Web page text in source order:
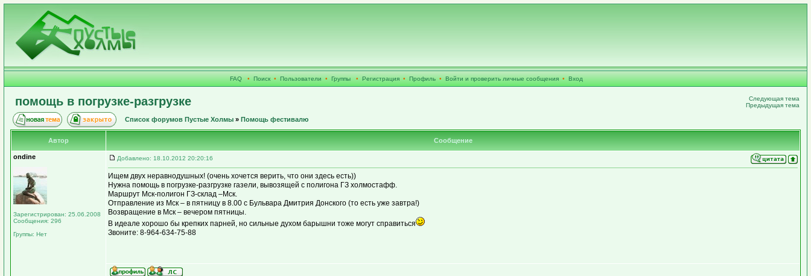
FAQ • Поиск • Пользователи • Группы • Регистрация • Профиль • Войти и проверить личные сообщения • Вход
помощь в погрузке-разгрузке
Следующая тема
Предыдущая тема
Список форумов Пустые Холмы » Помощь фестивалю
Автор Сообщение
ondine
Зарегистрирован: 25.06.2008
Сообщения: 296
Группы: Нет
Добавлено: 18.10.2012 20:20:16
Ищем двух неравнодушных! (очень хочется верить, что они здесь есть))
Нужна помощь в погрузке-разгрузке газели, вывозящей с полигона ГЗ холмостафф.
Маршрут Мск-полигон ГЗ-склад –Мск.
Отправление из Мск – в пятницу в 8.00 с Бульвара Дмитрия Донского (то есть уже завтра!)
Возвращение в Мск – вечером пятницы.
В идеале хорошо бы крепких парней, но сильные духом барышни тоже могут справиться
Звоните: 8-964-634-75-88